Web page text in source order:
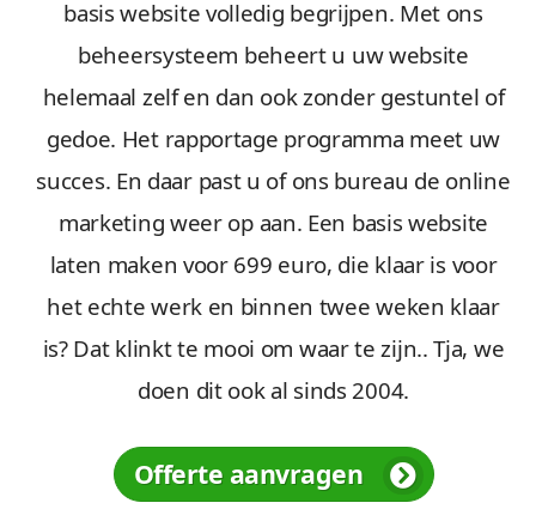
basis website volledig begrijpen. Met ons
beheersysteem beheert u uw website
helemaal zelf en dan ook zonder gestuntel of
gedoe. Het rapportage programma meet uw
succes. En daar past u of ons bureau de online
marketing weer op aan. Een basis website
laten maken voor 699 euro, die klaar is voor
het echte werk en binnen twee weken klaar
is? Dat klinkt te mooi om waar te zijn.. Tja, we
doen dit ook al sinds 2004.
Offerte aanvragen